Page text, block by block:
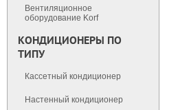
Вентиляционное
оборудование Korf
КОНДИЦИОНЕРЫ ПО
ТИПУ
Кассетный кондиционер
Настенный кондиционер